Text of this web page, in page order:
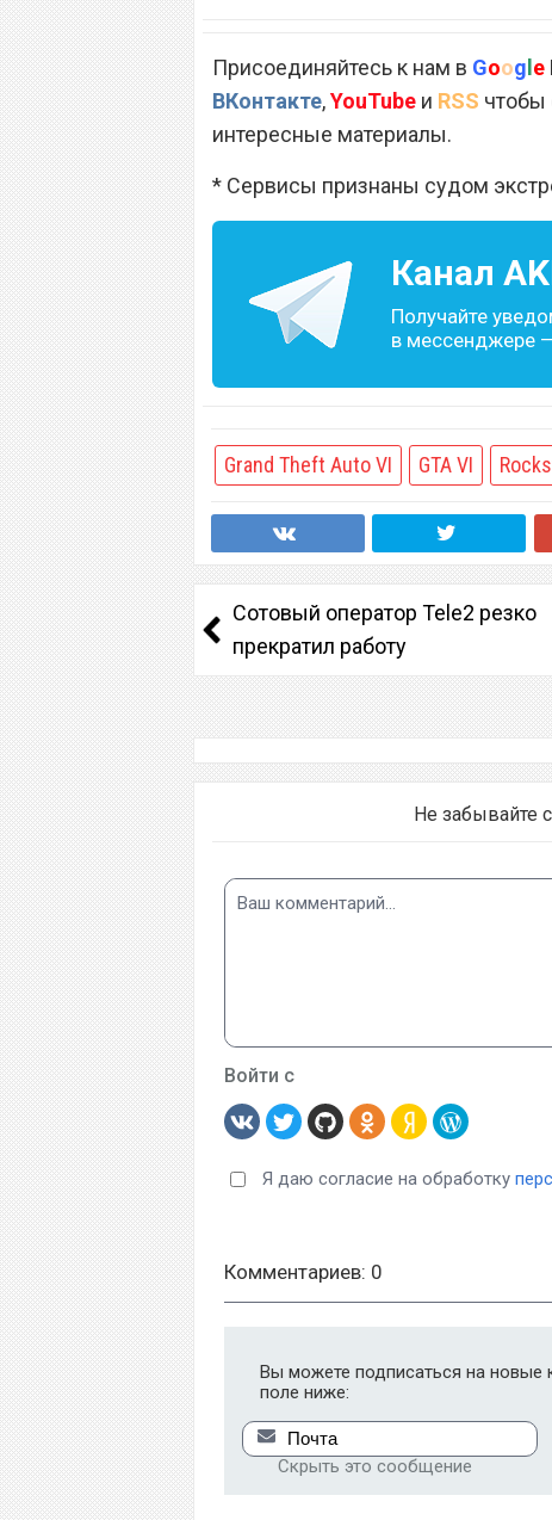
Присоединяйтесь к нам в Google
ВКонтакте,YouTube и RSS чтобы
интересные материалы.
* Сервисы признаны судом
Канал
Получайте
в мессенджере
Grand Theft Auto VI GTA VI
Сотовый оператор Tele2 резко
прекратил работу
Не забывайте
Войти с
Я даю согласие на обработку
Комментариев: 0
Вы можете подписаться на новые
поле ниже:
Скрыть это сообщение